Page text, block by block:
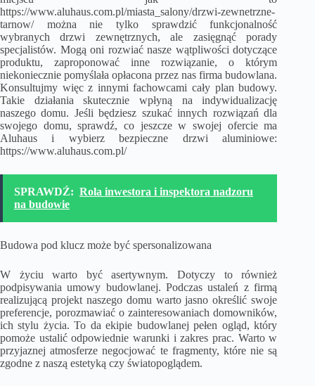
https://www.aluhaus.com.pl/miasta_salony/drzwi-zewnetrzne-
tarnow/ można nie tylko sprawdzić funkcjonalność
wybranych drzwi zewnętrznych, ale zasięgnąć porady
specjalistów. Mogą oni rozwiać nasze wątpliwości dotyczące
produktu, zaproponować inne rozwiązanie, o którym
niekoniecznie pomyślała opłacona przez nas firma budowlana.
Konsultujmy więc z innymi fachowcami cały plan budowy.
Takie działania skutecznie wpłyną na indywidualizację
naszego domu. Jeśli będziesz szukać innych rozwiązań dla
swojego domu, sprawdź, co jeszcze w swojej ofercie ma
Aluhaus i wybierz bezpieczne drzwi aluminiowe:
https://www.aluhaus.com.pl/
SPRAWDŹ: Rola inwestora i inspektora nadzoru
na budowie
Budowa pod klucz może być spersonalizowana
W życiu warto być asertywnym. Dotyczy to również
podpisywania umowy budowlanej. Podczas ustaleń z firmą
realizującą projekt naszego domu warto jasno określić swoje
preferencje, porozmawiać o zainteresowaniach domowników,
ich stylu życia. To da ekipie budowlanej pełen ogląd, który
pomoże ustalić odpowiednie warunki i zakres prac. Warto w
przyjaznej atmosferze negocjować te fragmenty, które nie są
zgodne z naszą estetyką czy światopoglądem.